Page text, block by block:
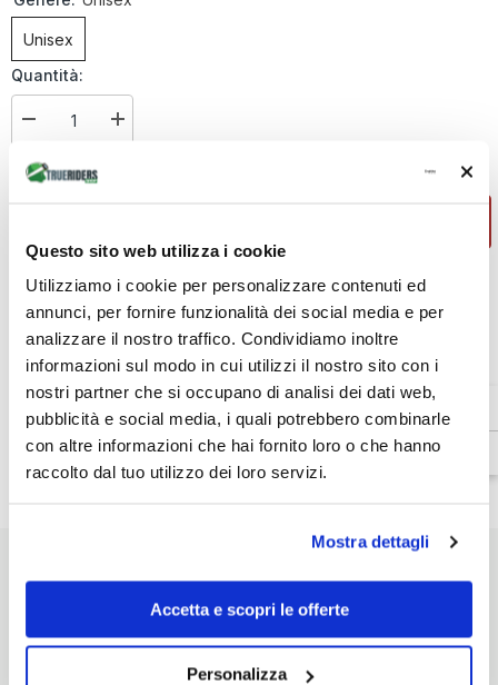
Questo sito web utilizza i cookie
Utilizziamo i cookie per personalizzare contenuti ed
annunci, per fornire funzionalità dei social media e per
analizzare il nostro traffico. Condividiamo inoltre
informazioni sul modo in cui utilizzi il nostro sito con i
nostri partner che si occupano di analisi dei dati web,
pubblicità e social media, i quali potrebbero combinarle
con altre informazioni che hai fornito loro o che hanno
raccolto dal tuo utilizzo dei loro servizi.
Mostra dettagli
Accetta e scopri le offerte
Personalizza
Unisex
Quantità:
Diminuire
quantità
per
Unisex
Aumenta
Unisex
Totale parziale:
20KIT93030629001
Disponibilità:
In magazzino
Tipo di prodotto:
Accessori Casco
POTREBBE INTERESSARTI